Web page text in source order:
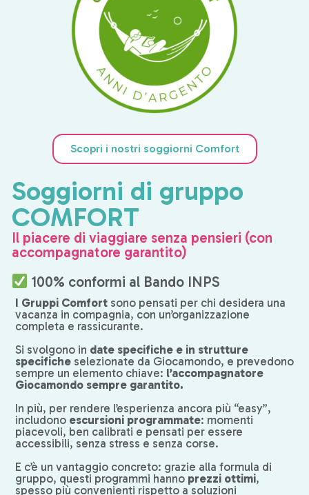
Scopri i nostri soggiorni Comfort
Soggiorni di gruppo
COMFORT
Il piacere di viaggiare senza pensieri (con
accompagnatore garantito)
100% conformi al Bando INPS
I Gruppi Comfort sono pensati per chi desidera una
vacanza in compagnia, con un’organizzazione
completa e rassicurante.
Si svolgono in date specifiche e in strutture
specifiche selezionate da Giocamondo, e prevedono
sempre un elemento chiave: l’accompagnatore
Giocamondo sempre garantito.
In più, per rendere l’esperienza ancora più “easy”,
includono escursioni programmate: momenti
piacevoli, ben calibrati e pensati per essere
accessibili, senza stress e senza corse.
E c’è un vantaggio concreto: grazie alla formula di
gruppo, questi programmi hanno prezzi ottimi,
spesso più convenienti rispetto a soluzioni